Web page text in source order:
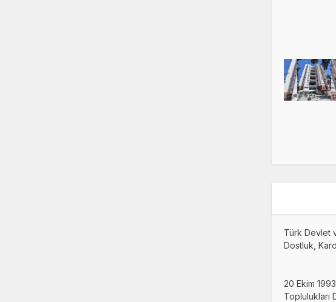
Türk Devlet
Dostluk,
20 Ekim
Toplulukları